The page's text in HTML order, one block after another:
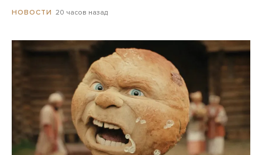
НОВОСТИ 20 часов назад